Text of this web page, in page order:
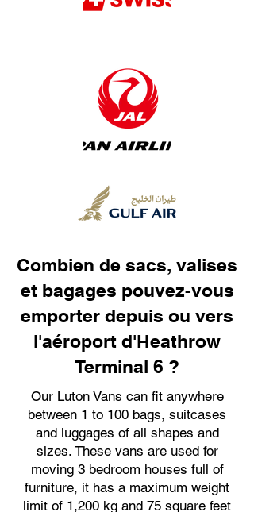
Combien de sacs, valises
et bagages pouvez-vous
emporter depuis ou vers
l'aéroport d'Heathrow
Terminal 6 ?
Our Luton Vans can fit anywhere
between 1 to 100 bags, suitcases
and luggages of all shapes and
sizes. These vans are used for
moving 3 bedroom houses full of
furniture, it has a maximum weight
limit of 1,200 kg and 75 square feet